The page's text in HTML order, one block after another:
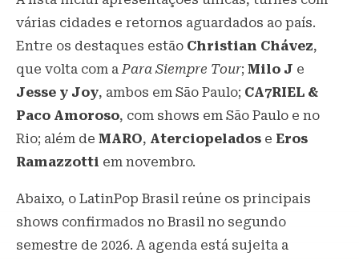
várias cidades e retornos aguardados ao país.
Entre os destaques estão Christian Chávez,
que volta com aPara Siempre Tour; Milo J e
Jesse y Joy, ambos em São Paulo; CA7RIEL &
Paco Amoroso, com shows em São Paulo e no
Rio; além de MARO, Aterciopelados e Eros
Ramazzotti em novembro.
Abaixo, o LatinPop Brasil reúne os principais
shows confirmados no Brasil no segundo
semestre de 2026. A agenda está sujeita a